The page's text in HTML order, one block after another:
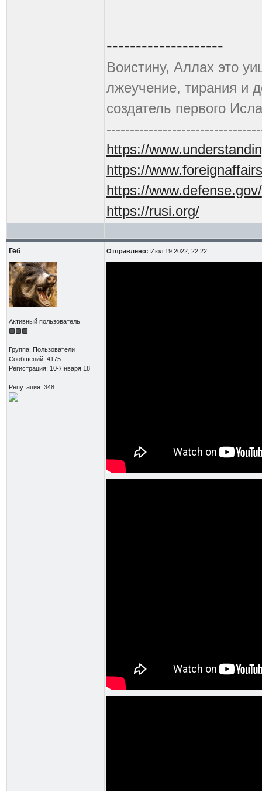
--------------------
Воистину, Аллах это
лжеучение, тирания и
создатель первого
https://
https://
https://www.defense.gov/
https://rusi.org/
Геб Отправлено: Июл 19 2022, 22:22
Активный пользователь
Группа: Пользователи
Сообщений: 4175
Регистрация: 10-Января 18
Репутация: 348